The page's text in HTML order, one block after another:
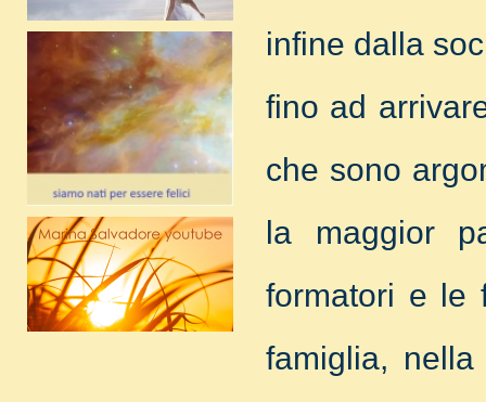
infine dalla
fino ad
che sono
la maggior
formatori e le
famiglia,